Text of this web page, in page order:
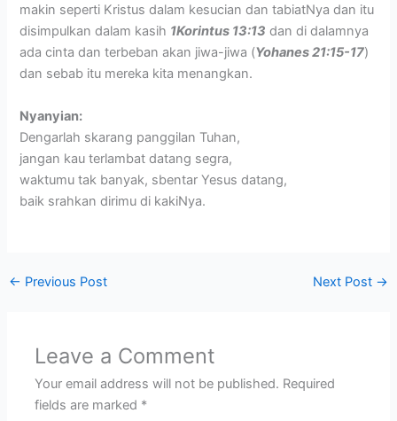
makin seperti Kristus dalam kesucian dan tabiatNya dan itu
disimpulkan dalam kasih 1Korintus 13:13 dan di dalamnya
ada cinta dan terbeban akan jiwa-jiwa (Yohanes 21:15-17)
dan sebab itu mereka kita menangkan.
Nyanyian:
Dengarlah skarang panggilan Tuhan,
jangan kau terlambat datang segra,
waktumu tak banyak, sbentar Yesus datang,
baik srahkan dirimu di kakiNya.
← Previous Post Next Post →
Leave a Comment
Your email address will not be published. Required
fields are marked *